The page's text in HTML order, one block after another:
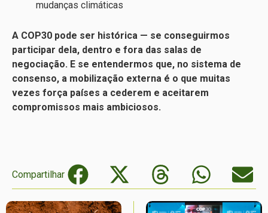
mudanças climáticas
A COP30 pode ser histórica — se conseguirmos
participar dela, dentro e fora das salas de
negociação. E se entendermos que, no sistema de
consenso, a mobilização externa é o que muitas
vezes força países a cederem e aceitarem
compromissos mais ambiciosos.
Compartilhar